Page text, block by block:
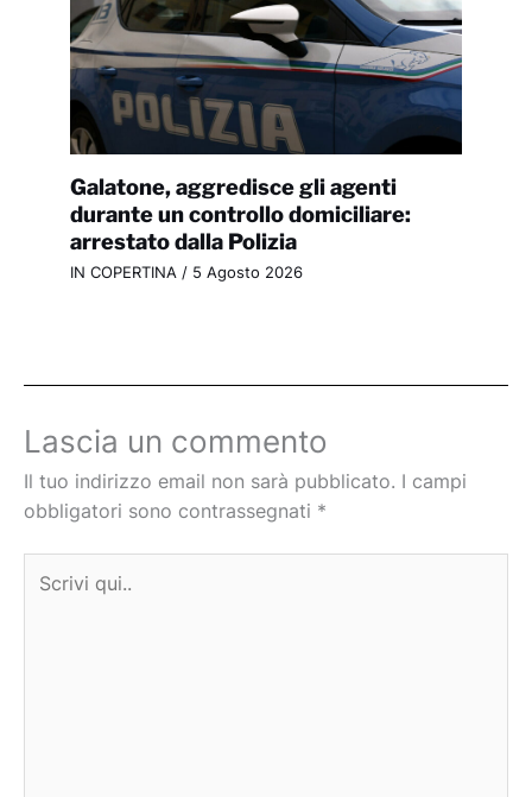
Galatone, aggredisce gli agenti
durante un controllo domiciliare:
arrestato dalla Polizia
IN COPERTINA / 5 Agosto 2026
Lascia un commento
Il tuo indirizzo email non sarà pubblicato. I campi
obbligatori sono contrassegnati *
qui..